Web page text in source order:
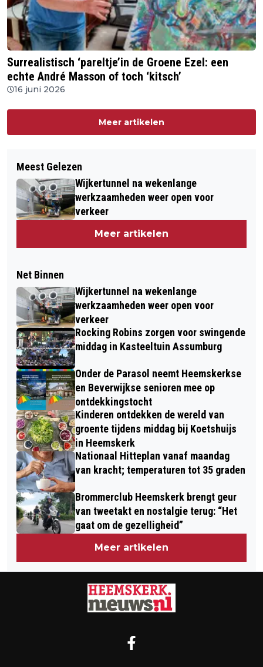
Surrealistisch ‘pareltje’in de Groene Ezel: een
echte André Masson of toch ‘kitsch’
16 juni 2026
Meer artikelen
Meest Gelezen
Wijkertunnel na wekenlange
werkzaamheden weer open voor
verkeer
Meer artikelen
Net Binnen
Wijkertunnel na wekenlange
werkzaamheden weer open voor
verkeer
Rocking Robins zorgen voor swingende
middag in Kasteeltuin Assumburg
Onder de Parasol neemt Heemskerkse
en Beverwijkse senioren mee op
ontdekkingstocht
Kinderen ontdekken de wereld van
groente tijdens middag bij Koetshuijs
in Heemskerk
Nationaal Hitteplan vanaf maandag
van kracht; temperaturen tot 35 graden
Brommerclub Heemskerk brengt geur
van tweetakt en nostalgie terug: “Het
gaat om de gezelligheid”
Meer artikelen